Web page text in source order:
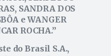
SANDRA DOS
e WANGER
ROCHA.
do Brasil S.A.,